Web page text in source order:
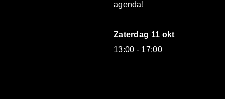
agenda!
Zaterdag 11 okt
13:00 - 17:00